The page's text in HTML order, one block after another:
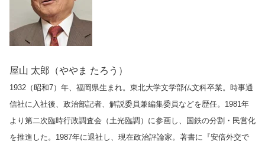
屋山 太郎（ややま たろう）
1932（昭和7）年、福岡県生まれ。東北大学文学部仏文科卒業。時事通
信社に入社後、政治部記者、解説委員兼編集委員などを歴任。1981年
より第二次臨時行政調査会（土光臨調）に参画し、国鉄の分割・民営化
を推進した。1987年に退社し、現在政治評論家。著書に『安倍外交で